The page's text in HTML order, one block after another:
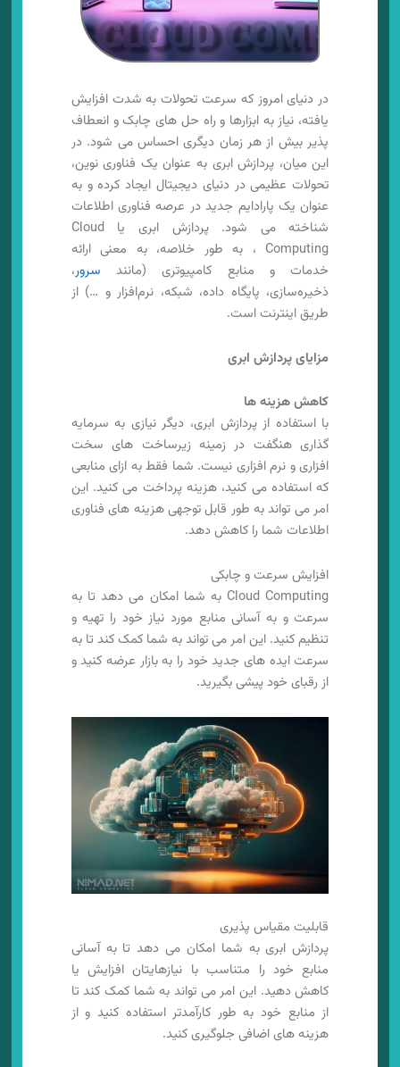
در دنیای امروز که سرعت تحولات به شدت افزایش
یافته، نیاز به ابزارها و راه حل های چابک و انعطاف
پذیر بیش از هر زمان دیگری احساس می شود. در
این میان، پردازش ابری به عنوان یک فناوری نوین،
تحولات عظیمی در دنیای دیجیتال ایجاد کرده و به
عنوان یک پارادایم جدید در عرصه فناوری اطلاعات
شناخته می شود. پردازش ابری یا Cloud
Computing ، به طور خلاصه، به معنی ارائه
خدمات و منابع کامپیوتری (مانند سرور،
ذخیره‌سازی، پایگاه داده، شبکه، نرم‌افزار و …) از
طریق اینترنت است.
مزایای پردازش ابری
کاهش هزینه ها
با استفاده از پردازش ابری، دیگر نیازی به سرمایه
گذاری هنگفت در زمینه زیرساخت های سخت
افزاری و نرم افزاری نیست. شما فقط به ازای منابعی
که استفاده می کنید، هزینه پرداخت می کنید. این
امر می تواند به طور قابل توجهی هزینه های فناوری
اطلاعات شما را کاهش دهد.
افزایش سرعت و چابکی
Cloud Computing به شما امکان می دهد تا به
سرعت و به آسانی منابع مورد نیاز خود را تهیه و
تنظیم کنید. این امر می تواند به شما کمک کند تا به
سرعت ایده های جدید خود را به بازار عرضه کنید و
از رقبای خود پیشی بگیرید.
قابلیت مقیاس پذیری
پردازش ابری به شما امکان می دهد تا به آسانی
منابع خود را متناسب با نیازهایتان افزایش یا
کاهش دهید. این امر می تواند به شما کمک کند تا
از منابع خود به طور کارآمدتر استفاده کنید و از
هزینه های اضافی جلوگیری کنید.